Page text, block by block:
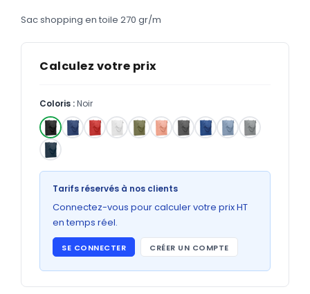
Bons de commande
GRAND FORMAT
Posters
Abribus
Plans
Panneaux
Sac shopping en toile 270 gr/m
Calculez votre prix
Coloris :Noir
✓
Tarifs réservés à nos clients
Connectez-vous pour calculer votre prix HT
en temps réel.
SE CONNECTER CRÉER UN COMPTE